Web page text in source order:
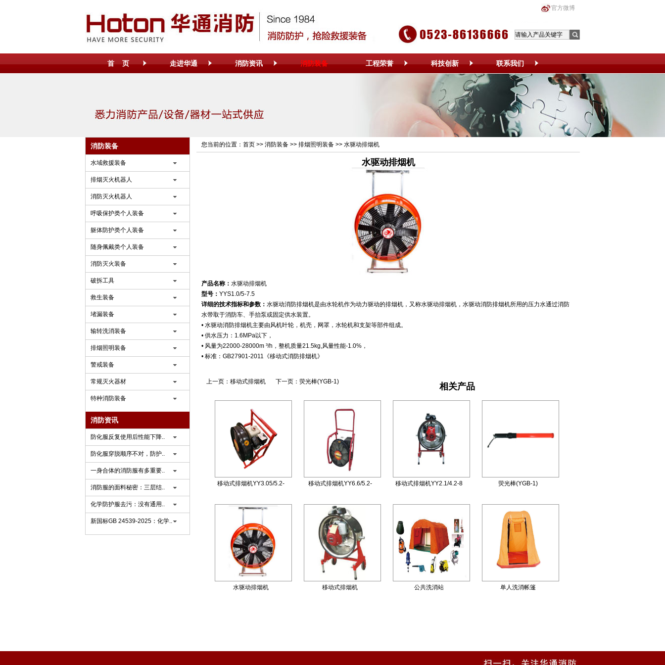
官方微博
首 页 走进华通 消防资讯 消防装备 工程荣誉 科技创新 联系我们
消防装备
水域救援装备
排烟灭火机器人
消防灭火机器人
呼吸保护类个人装备
躯体防护类个人装备
随身佩戴类个人装备
消防灭火装备
破拆工具
救生装备
堵漏装备
输转洗消装备
排烟照明装备
警戒装备
常规灭火器材
特种消防装备
消防资讯
防化服反复使用后性能下降..
防化服穿脱顺序不对，防护..
一身合体的消防服有多重要..
消防服的面料秘密：三层结..
化学防护服去污：没有通用..
新国标GB 24539-2025：化学..
您当前的位置： 首页 >> 消防装备 >> 排烟照明装备 >> 水驱动排烟机
水驱动排烟机
产品名称： 水驱动排烟机
型号： YYS1.0/5-7.5
详细的技术指标和参数： 水驱动消防排烟机是由水轮机作为动力驱动的排烟机，又称水驱动排烟机，水驱动消防排烟机所用的压力水通过消防
水带取于消防车、手抬泵或固定供水装置。
• 水驱动消防排烟机主要由风机叶轮，机壳，网罩，水轮机和支架等部件组成。
• 供水压力：1.6MPa以下，
• 风量为22000-28000m ³/h， 整机质量21.5kg,风量性能-1.0%，
• 标准：GB27901-2011《移动式消防排烟机》
上一页： 移动式排烟机 下一页： 荧光棒(YGB-1) 相关产品
移动式排烟机YY3.05/5.2-
移动式排烟机YY6.6/5.2-
移动式排烟机YY2.1/4.2-8 荧光棒(YGB-1)
水驱动排烟机 移动式排烟机 公共洗消站 单人洗消帐篷